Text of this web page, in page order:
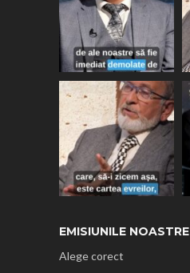
EMISIUNILE NOASTRE
Alege corect